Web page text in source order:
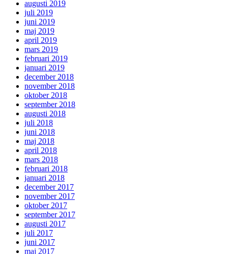
augusti 2019
juli 2019
juni 2019
maj 2019
april 2019
mars 2019
februari 2019
januari 2019
december 2018
november 2018
oktober 2018
september 2018
augusti 2018
juli 2018
juni 2018
maj 2018
april 2018
mars 2018
februari 2018
januari 2018
december 2017
november 2017
oktober 2017
september 2017
augusti 2017
juli 2017
juni 2017
maj 2017